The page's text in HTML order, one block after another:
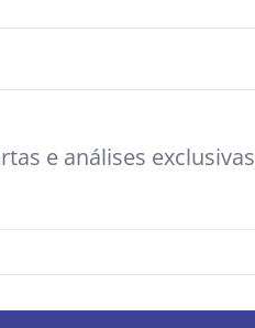
e análises exclusivas